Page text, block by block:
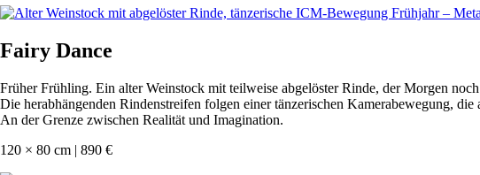
Fairy Dance
Früher Frühling. Ein alter Weinstock mit teilweise abgelöster Rinde, der Morgen
Die herabhängenden Rindenstreifen folgen einer tänzerischen Kamerabewegung,
An der Grenze zwischen Realität und Imagination.
120 × 80 cm | 890 €